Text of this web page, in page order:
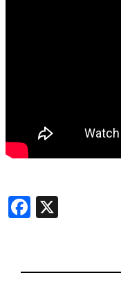
Facebook